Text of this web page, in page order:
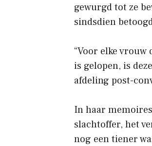
gewurgd tot ze
sindsdien
“Voor elke
is gelopen, is
afdeling post-
In haar
slachtoffer, het
nog een tiener